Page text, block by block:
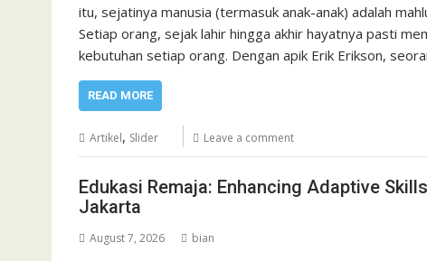
itu, sejatinya manusia (termasuk anak-anak) adalah
Setiap orang, sejak lahir hingga akhir hayatnya pasti
kebutuhan setiap orang. Dengan apik Erik Erikson,
READ MORE
Artikel, Slider Leave a comment
Edukasi Remaja: Enhancing Adaptive
Jakarta
August 7, 2026 bian